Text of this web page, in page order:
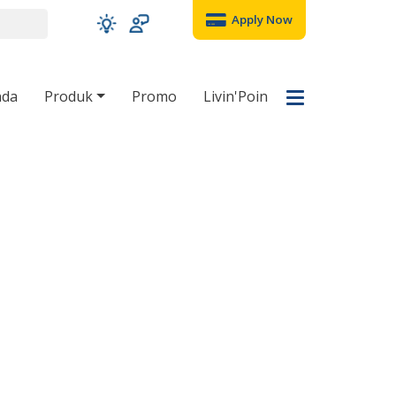
Apply Now
Produk Promo Livin'Poin